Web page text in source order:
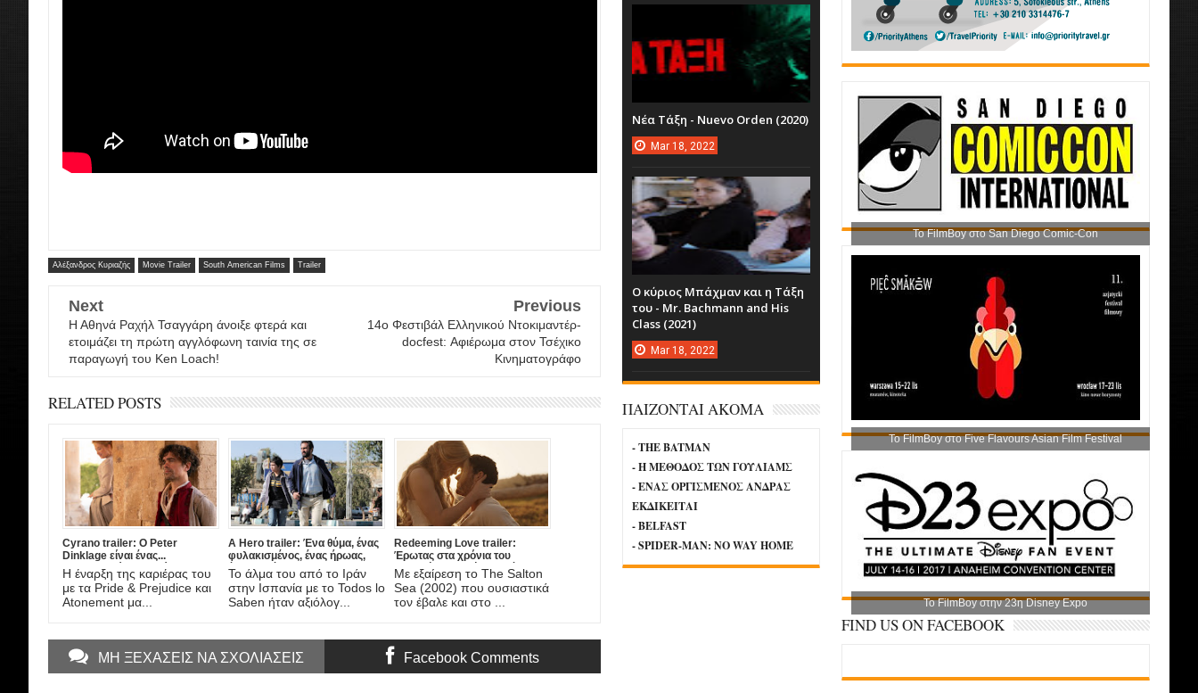
Αλέξανδρος Κυριαζής Movie Trailer South American Films Trailer
Next
Η Αθηνά Ραχήλ Τσαγγάρη άνοιξε φτερά και
ετοιμάζει τη πρώτη αγγλόφωνη ταινία της σε
παραγωγή του Ken Loach!
Previous
14ο Φεστιβάλ Ελληνικού Ντοκιμαντέρ-
docfest: Αφιέρωμα στον Τσέχικο
Κινηματογράφο
RELATED POSTS
Cyrano trailer: Ο Peter
Dinklage είναι ένας...
διαφορετικός Συρανό ντε
Μπερζεράκ στη νέα μιούζικαλ
διασκευή από το σκηνοθέτη
του Darkest Hour!
Η έναρξη της καριέρας του
με τα Pride & Prejudice και
Atonement μα...
A Hero trailer: Ένα θύμα, ένας
φυλακισμένος, ένας ήρωας,
ένας πατέρας. Έρχεται στο
Amazon η νέα ταινία του
Asghar Farhadi!
Το άλμα του από το Ιράν
στην Ισπανία με το Todos lo
Saben ήταν αξιόλογ...
Redeeming Love trailer:
Έρωτας στα χρόνια του
Χρυσού Πυρετού, στη νέα
ταινία του DJ Caruso
Με εξαίρεση το The Salton
Sea (2002) που ουσιαστικά
τον έβαλε και στο ...
ΜΗ ΞΕΧΑΣΕΙΣ ΝΑ ΣΧΟΛΙΑΣΕΙΣ Facebook Comments
Το FilmBoy στο San Diego Comic-Con
Το FilmBoy στο Five Flavours Asian Film Festival
Το FilmBoy στην 23η Disney Expo
FIND US ON FACEBOOK
Νέα Τάξη - Nuevo Orden (2020)
Mar 18, 2022
Ο κύριος Μπάχμαν και η Τάξη
του - Mr. Bachmann and His
Class (2021)
Mar 18, 2022
ΠΑΙΖΟΝΤΑΙ ΑΚΟΜΑ
- THE BATMAN
- Η ΜΕΘΟΔΟΣ ΤΩΝ ΓΟΥΛΙΑΜΣ
- ΕΝΑΣ ΟΡΓΙΣΜΕΝΟΣ ΑΝΔΡΑΣ
ΕΚΔΙΚΕΙΤΑΙ
- BELFAST
- SPIDER-MAN: NO WAY HOME